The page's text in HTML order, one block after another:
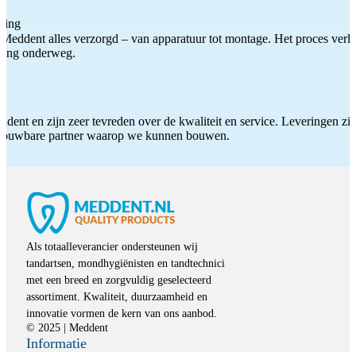
alles verzorgd – van apparatuur tot montage. Het proces
onderweg.
en zijn zeer tevreden over de kwaliteit en service. Leveringen
partner waarop we kunnen bouwen.
Als totaalleverancier ondersteunen wij
tandartsen, mondhygiënisten en tandtechnici
met een breed en zorgvuldig geselecteerd
assortiment. Kwaliteit, duurzaamheid en
innovatie vormen de kern van ons aanbod.
© 2025 | Meddent
Informatie